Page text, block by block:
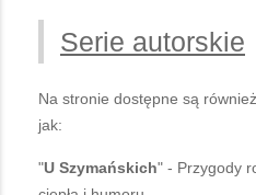
Serie autorskie
Na stronie dostępne są
jak:
"U Szymańskich" - Przygody